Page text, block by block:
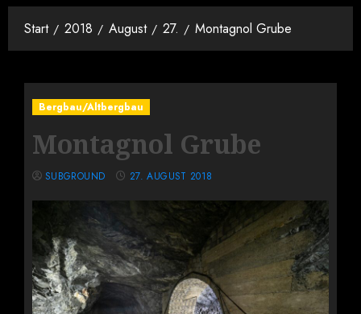
Start 2018 August 27. Montagnol Grube
Bergbau/Altbergbau
Montagnol Grube
SUBGROUND 27. AUGUST 2018